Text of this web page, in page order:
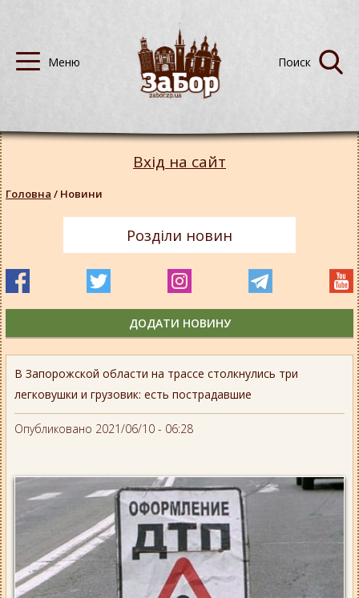
В Запорожской области на трассе столкнулись три
легковушки и грузовик: есть пострадавшие
Опубликовано 2021/06/10 - 06:28
Вхід на сайт
Головна / Новини
Розділи новин
ДОДАТИ НОВИНУ